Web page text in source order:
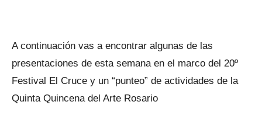
A continuación vas a encontrar algunas de las
presentaciones de esta semana en el marco del 20º
Festival El Cruce y un “punteo” de actividades de la
Quinta Quincena del Arte Rosario